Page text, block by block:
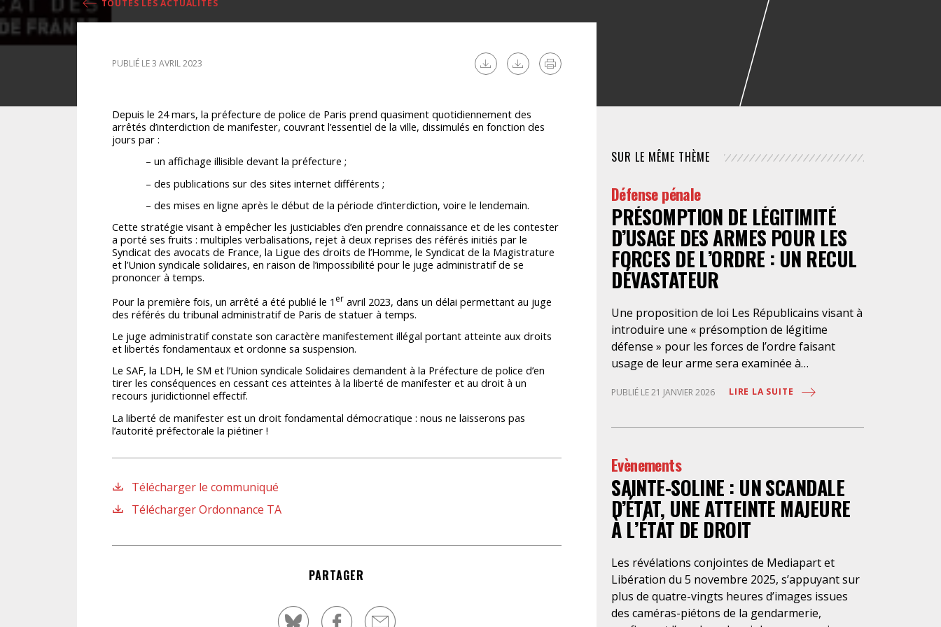
DROIT DES MINEURS
DROIT INTERNATIONAL
HOSPITALISATION
POLICE / MAINTIEN DE L'ORDRE
PROCÉDURE CIVILE
TOUTES LES ACTUALITÉS
PUBLIÉ LE 3 AVRIL 2023
Depuis le 24 mars, la préfecture de police de Paris prend quasiment quotidiennement des
arrêtés d’interdiction de manifester, couvrant l’essentiel de la ville, dissimulés en fonction des
jours par :
– un affichage illisible devant la préfecture ;
– des publications sur des sites internet différents ;
– des mises en ligne après le début de la période d’interdiction, voire le lendemain.
Cette stratégie visant à empêcher les justiciables d’en prendre connaissance et de les contester
a porté ses fruits : multiples verbalisations, rejet à deux reprises des référés initiés par le
Syndicat des avocats de France, la Ligue des droits de l’Homme, le Syndicat de la Magistrature
et l’Union syndicale solidaires, en raison de l’impossibilité pour le juge administratif de se
prononcer à temps.
Pour la première fois, un arrêté a été publié le 1 er avril 2023, dans un délai permettant au juge
des référés du tribunal administratif de Paris de statuer à temps.
Le juge administratif constate son caractère manifestement illégal portant atteinte aux droits
et libertés fondamentaux et ordonne sa suspension.
Le SAF, la LDH, le SM et l’Union syndicale Solidaires demandent à la Préfecture de police d’en
tirer les conséquences en cessant ces atteintes à la liberté de manifester et au droit à un
recours juridictionnel effectif.
La liberté de manifester est un droit fondamental démocratique : nous ne laisserons pas
l’autorité préfectorale la piétiner !
Télécharger le communiqué
Télécharger Ordonnance TA
PARTAGER
SUR LE MÊME THÈME
Défense pénale
PRÉSOMPTION DE LÉGITIMITÉ
D’USAGE DES ARMES POUR LES
FORCES DE L’ORDRE : UN RECUL
DÉVASTATEUR
Une proposition de loi Les Républicains visant à
introduire une « présomption de légitime
défense » pour les forces de l’ordre faisant
usage de leur arme sera examinée à
Pire, le gouvernement a déposé un
présomption de légalité de l’usage d’armes
encore. Jusqu’où ira-t-on ? S’il est adopté, ce
texte porterait une grave atteinte au droit à la
vie protégé par l’article 2 de la Convention
européenne des droits de l’homme, qui impose
à l’Etat de prendre les mesures nécessaires
tout recours à la force qui ne serait pas
« absolument nécessaire » et de se mettre en
mesure de mener une enquête effective. Par
cette loi, la France violerait cette obligation qui
PUBLIÉ LE 21 JANVIER 2026 LIRE LA SUITE
Evènements
SAINTE-SOLINE : UN SCANDALE
D’ÉTAT, UNE ATTEINTE MAJEURE
À L’ÉTAT DE DROIT
Les révélations conjointes de Mediapart et
Libération du 5 novembre 2025, s’appuyant sur
plus de quatre-vingts heures d’images issues
des caméras-piétons de la gendarmerie,